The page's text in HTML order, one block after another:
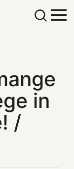
in
/